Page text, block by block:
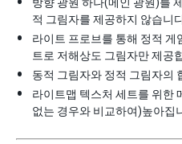
적 그림자를 제공하지 않습니
라이트 프로브를 통해 정적 게
트로 저해상도 그림자만 제공
동적 그림자와 정적 그림자의
라이트맵 텍스처 세트를 위한
없는 경우와 비교하여)높아집